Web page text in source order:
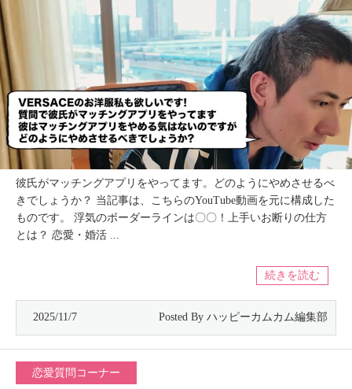
2025/11/7
彼氏がマッチングアプリをやってます。どのようにやめさせるべ
きでしょうか？ 当記事は、こちらのYouTube動画を元に構成した
ものです。 浮気のボーダーラインは〇〇！上手いお断りの仕方
とは？ 恋愛・婚活 ...
続きを読む
恋愛質問コーナー